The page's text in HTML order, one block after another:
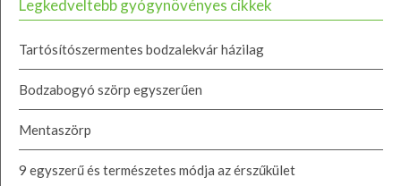
Legkedveltebb gyógynövényes cikkek
Tartósítószermentes bodzalekvár házilag
Bodzabogyó szörp egyszerűen
Mentaszörp
9 egyszerű és természetes módja az érszűkület